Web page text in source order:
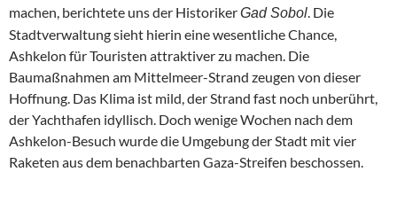
machen, berichtete uns der HistorikerGad Sobol. Die
Stadtverwaltung sieht hierin eine wesentliche Chance,
Ashkelon für Touristen attraktiver zu machen. Die
Baumaßnahmen am Mittelmeer-Strand zeugen von dieser
Hoffnung. Das Klima ist mild, der Strand fast noch unberührt,
der Yachthafen idyllisch. Doch wenige Wochen nach dem
Ashkelon-Besuch wurde die Umgebung der Stadt mit vier
Raketen aus dem benachbarten Gaza-Streifen beschossen.